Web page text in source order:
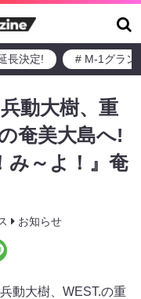
長決定! # M-1グラン
動大樹、重
奄美大島へ!
み～よ！』奄
お知らせ
動大樹、WEST.の重